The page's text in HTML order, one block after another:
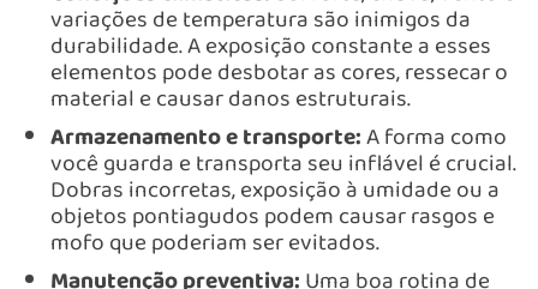
variações de temperatura são inimigos da
durabilidade. A exposição constante a esses
elementos pode desbotar as cores, ressecar o
material e causar danos estruturais.
Armazenamento e transporte:A forma como
você guarda e transporta seu inflável é crucial.
Dobras incorretas, exposição à umidade ou a
objetos pontiagudos podem causar rasgos e
mofo que poderiam ser evitados.
Manutenção preventiva:Uma boa rotina de